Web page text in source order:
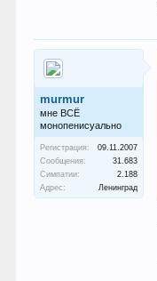
murmur
мне ВСЁ
монопенисуально
Регистрация:
09.11.2007
Сообщения:
31.683
Симпатии:
2.188
Адрес:
Ленинград